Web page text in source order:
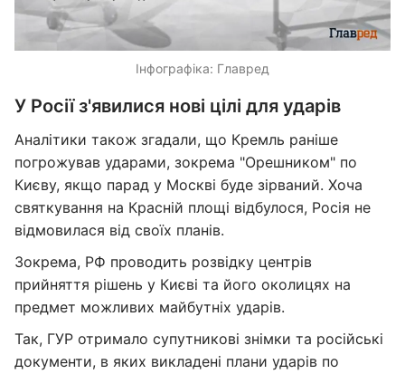
Інфографіка: Главред
У Росії з'явилися нові цілі для ударів
Аналітики також згадали, що Кремль раніше
погрожував ударами, зокрема "Орешником" по
Києву, якщо парад у Москві буде зірваний. Хоча
святкування на Красній площі відбулося, Росія не
відмовилася від своїх планів.
Зокрема, РФ проводить розвідку центрів
прийняття рішень у Києві та його околицях на
предмет можливих майбутніх ударів.
Так, ГУР отримало супутникові знімки та російські
документи, в яких викладені плани ударів по